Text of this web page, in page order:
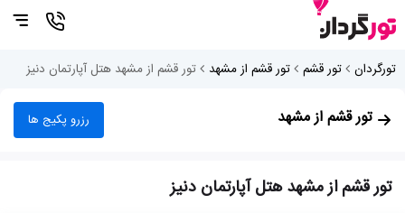
تورگردان تور قشم تور قشم از مشهد تور قشم از مشهد هتل آپارتمان دنیز
تور قشم از مشهد رزرو پکیج ها
تور قشم از مشهد هتل آپارتمان دنیز